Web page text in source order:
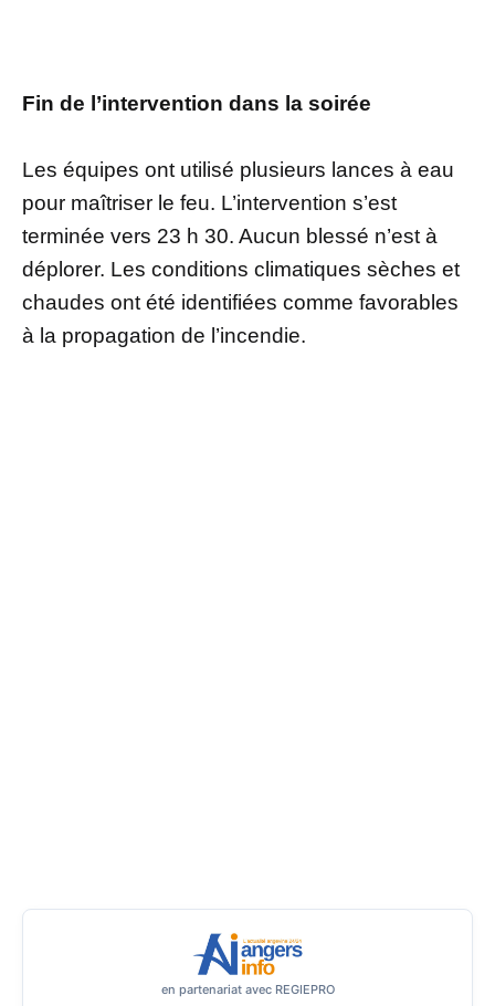
Fin de l’intervention dans la soirée
Les équipes ont utilisé plusieurs lances à eau
pour maîtriser le feu. L’intervention s’est
terminée vers 23 h 30. Aucun blessé n’est à
déplorer. Les conditions climatiques sèches et
chaudes ont été identifiées comme favorables
à la propagation de l’incendie.
en partenariat avec REGIEPRO